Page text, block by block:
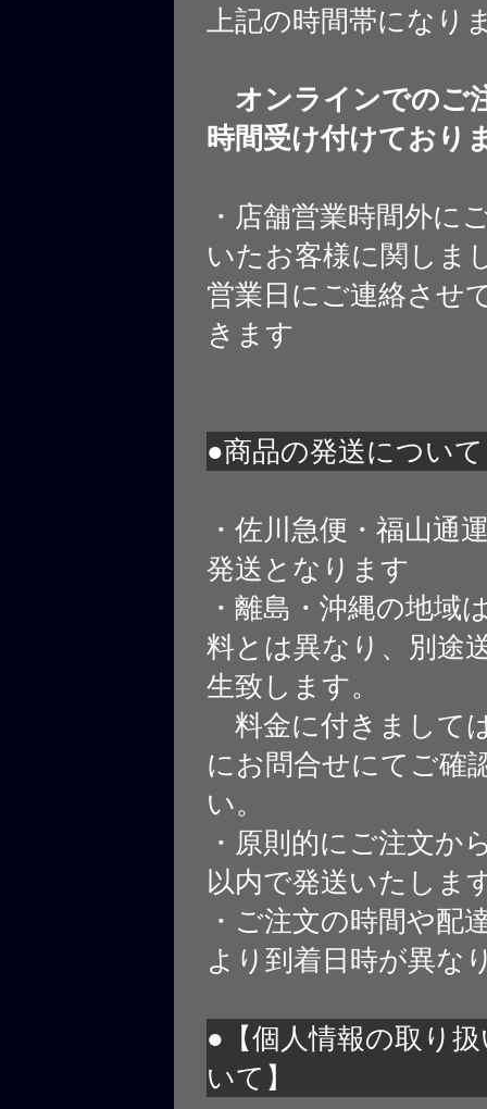
上記の時間帯になり
オンラインでのご
時間受け付けており
・店舗営業時間外に
いたお客様に関しま
営業日にご連絡させ
きます
●商品の発送について
・佐川急便・福山通
発送となります
・離島・沖縄の地域
料とは異なり、別途
生致します。
料金に付きまして
にお問合せにてご確
い。
・原則的にご注文か
以内で発送いたしま
・ご注文の時間や配
より到着日時が異な
●【個人情報の取り
いて】